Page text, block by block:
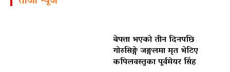
बेपत्ता भएको तीन दिनपछि
गोरुसिङ्गे जङ्गलमा मृत भेटिए
कपिलवस्तुका पूर्वमेयर सिंह